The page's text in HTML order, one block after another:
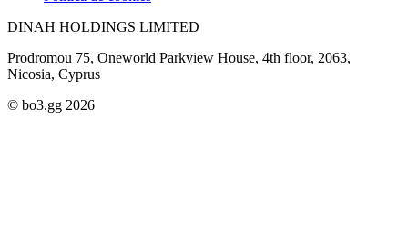
DINAH HOLDINGS LIMITED
Prodromou 75, Oneworld Parkview House, 4th floor, 2063,
Nicosia, Cyprus
© bo3.gg 2026